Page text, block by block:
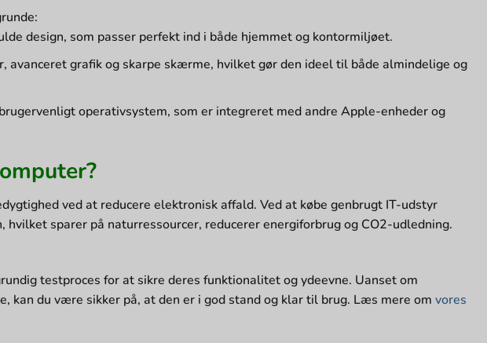
design, som passer perfekt ind i både hjemmet og kontormiljøet.
avanceret grafik og skarpe skærme, hvilket gør den ideel til både almindelige og
operativsystem, som er integreret med andre Apple-enheder og
ved at reducere elektronisk affald. Ved at købe genbrugt IT-udstyr
sparer på naturressourcer, reducerer energiforbrug og CO2-udledning​.
testproces for at sikre deres funktionalitet og ydeevne. Uanset om
kan du være sikker på, at den er i god stand og klar til brug. Læs mere om vores